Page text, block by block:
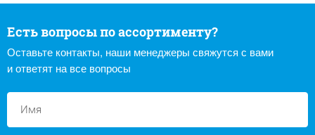
Есть вопросы по ассортименту?
Оставьте контакты, наши менеджеры свяжутся с вами
и ответят на все вопросы